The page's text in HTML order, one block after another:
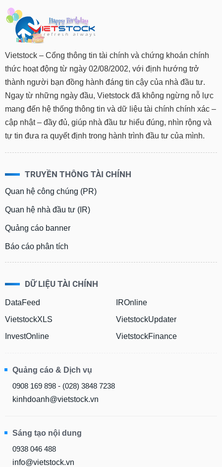
Vietstock – Cổng thông tin tài chính và chứng khoán chính
thức hoạt động từ ngày 02/08/2002, với định hướng trở
thành người bạn đồng hành đáng tin cậy của nhà đầu tư.
Ngay từ những ngày đầu, Vietstock đã không ngừng nỗ lực
mang đến hệ thống thông tin và dữ liệu tài chính chính xác –
cập nhật – đầy đủ, giúp nhà đầu tư hiểu đúng, nhìn rộng và
tự tin đưa ra quyết định trong hành trình đầu tư của mình.
TRUYỀN THÔNG TÀI CHÍNH
Quan hệ công chúng (PR)
Quan hệ nhà đầu tư (IR)
Quảng cáo banner
Báo cáo phân tích
DỮ LIỆU TÀI CHÍNH
DataFeed
VietstockXLS
InvestOnline
IROnline
VietstockUpdater
VietstockFinance
Quảng cáo & Dịch vụ
0908 169 898 - (028) 3848 7238
kinhdoanh@vietstock.vn
Sáng tạo nội dung
0938 046 488
info@vietstock.vn